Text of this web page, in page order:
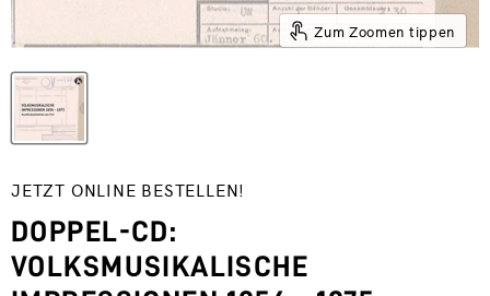
Zum Zoomen tippen
JETZT ONLINE BESTELLEN!
DOPPEL-CD:
VOLKSMUSIKALISCHE